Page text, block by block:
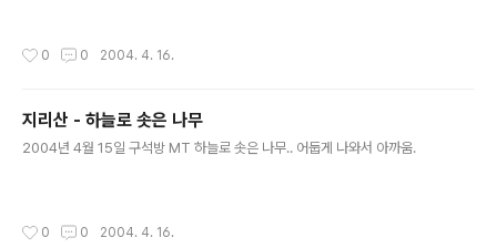
0 0 2004. 4. 16.
지리산 - 하늘로 솟은 나무
2004년 4월 15일 구석방 MT 하늘로 솟은 나무.. 어둡게 나와서 아까움.
0 0 2004. 4. 16.